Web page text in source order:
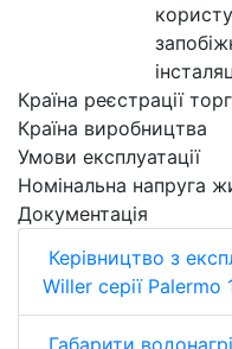
Країна реєстрації
Країна виробництва
Умови експлуатації
Номінальна напруга
Документація
Керівництво з
Willer серії Palermo
Габарити